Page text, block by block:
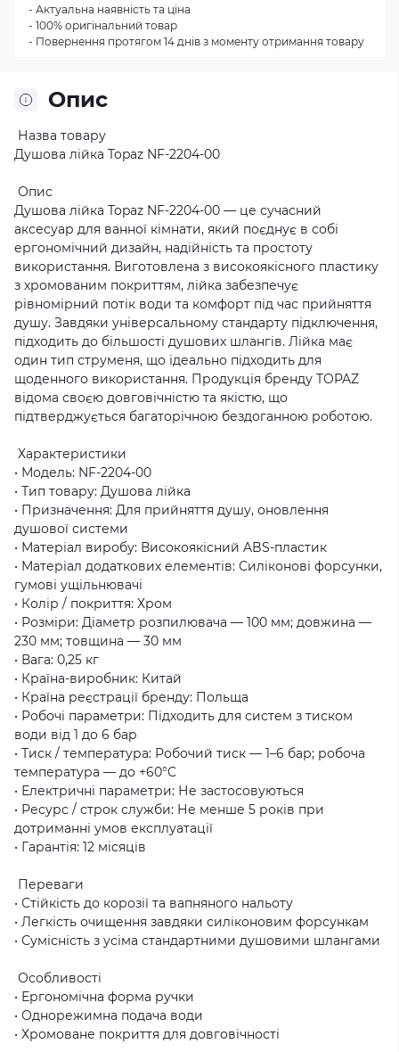
Опис
Назва товару
Душова лійка Topaz NF-2204-00
Опис
Душова лійка Topaz NF-2204-00 — це сучасний
аксесуар для ванної кімнати, який поєднує в собі
ергономічний дизайн, надійність та простоту
використання. Виготовлена з високоякісного пластику
з хромованим покриттям, лійка забезпечує
рівномірний потік води та комфорт під час прийняття
душу. Завдяки універсальному стандарту підключення,
підходить до більшості душових шлангів. Лійка має
один тип струменя, що ідеально підходить для
щоденного використання. Продукція бренду TOPAZ
відома своєю довговічністю та якістю, що
підтверджується багаторічною бездоганною роботою.
Характеристики
• Модель: NF-2204-00
• Тип товару: Душова лійка
• Призначення: Для прийняття душу, оновлення
душової системи
• Матеріал виробу: Високоякісний ABS-пластик
• Матеріал додаткових елементів: Силіконові форсунки,
гумові ущільнювачі
• Колір / покриття: Хром
• Розміри: Діаметр розпилювача — 100 мм; довжина —
230 мм; товщина — 30 мм
• Вага: 0,25 кг
• Країна-виробник: Китай
• Країна реєстрації бренду: Польща
• Робочі параметри: Підходить для систем з тиском
води від 1 до 6 бар
• Тиск / температура: Робочий тиск — 1–6 бар; робоча
температура — до +60°C
• Електричні параметри: Не застосовуються
• Ресурс / строк служби: Не менше 5 років при
дотриманні умов експлуатації
• Гарантія: 12 місяців
Переваги
• Стійкість до корозії та вапняного нальоту
• Легкість очищення завдяки силіконовим форсункам
• Сумісність з усіма стандартними душовими шлангами
Особливості
• Ергономічна форма ручки
• Однорежимна подача води
• Хромоване покриття для довговічності
- Актуальна наявність та ціна
- 100% оригінальний товар
- Повернення протягом 14 днів з моменту отримання товару